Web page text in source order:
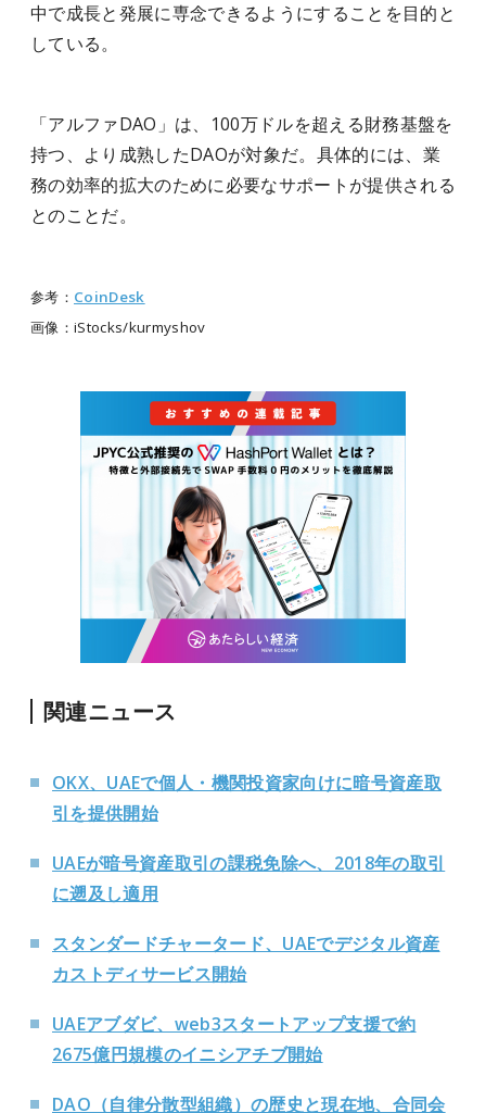
中で成長と発展に専念できるようにすることを目的と
している。
「アルファDAO」は、100万ドルを超える財務基盤を
持つ、より成熟したDAOが対象だ。具体的には、業
務の効率的拡大のために必要なサポートが提供される
とのことだ。
参考： CoinDesk
画像：iStocks/kurmyshov
関連ニュース
OKX、UAEで個人・機関投資家向けに暗号資産取
引を提供開始
UAEが暗号資産取引の課税免除へ、2018年の取引
に遡及し適用
スタンダードチャータード、UAEでデジタル資産
カストディサービス開始
UAEアブダビ、web3スタートアップ支援で約
2675億円規模のイニシアチブ開始
DAO（自律分散型組織）の歴史と現在地、合同会